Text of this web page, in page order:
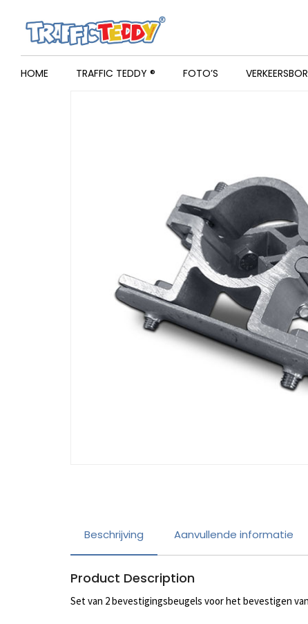
HOME TRAFFIC TEDDY ® FOTO’S
Beschrijving Aanvullende informatie
Product Description
Set van 2 bevestigingsbeugels voor het bevestigen